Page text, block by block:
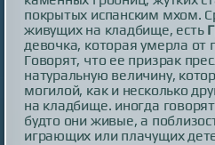
покрытых испанским мхом.
живущих на кладбище, есть
девочка, которая умерла от
Говорят, что ее призрак
натуральную величину,
могилой, как и несколько
на кладбище. иногда
будто они живые, а
играющих или плачущих